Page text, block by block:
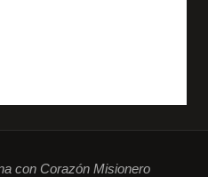
con Corazón Misionero